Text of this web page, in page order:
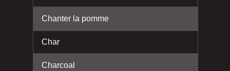
Chanter la pomme
Char
Charcoal